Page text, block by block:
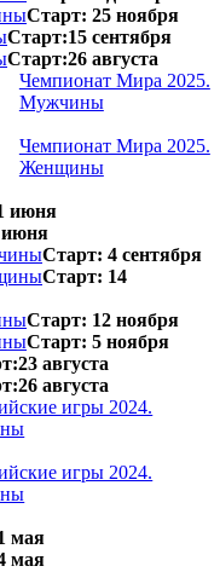
Старт: 25 ноября
Старт:15 сентября
Старт:26 августа
Чемпионат Мира 2025.
Мужчины
Чемпионат Мира 2025.
Женщины
июня
Старт: 4 сентября
Старт: 14
Старт: 12 ноября
Старт: 5 ноября
августа
августа
игры 2024.
игры 2024.
мая
мая